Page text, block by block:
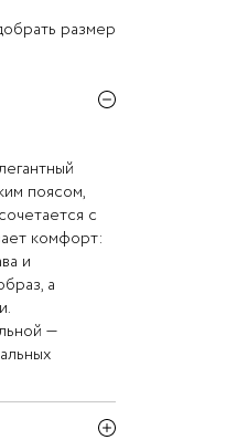
размер
поясом,
с
комфорт:
и
а
—